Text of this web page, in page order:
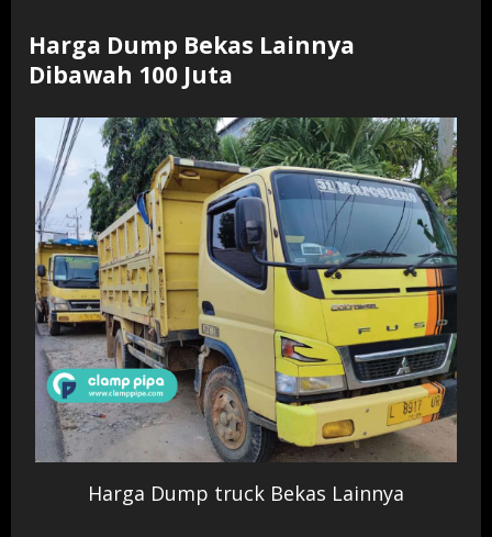
Harga Dump Bekas Lainnya
Dibawah 100 Juta
Harga Dump truck Bekas Lainnya